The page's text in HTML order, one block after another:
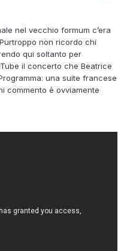
nel vecchio formum c’era
non ricordo chi
qui soltanto per
il concerto che Beatrice
una suite francese
commento è ovviamente